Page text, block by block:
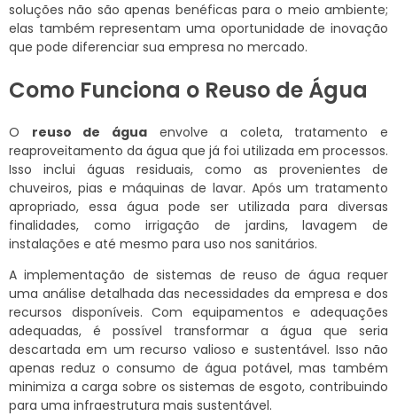
soluções não são apenas benéficas para o meio ambiente;
elas também representam uma oportunidade de inovação
que pode diferenciar sua empresa no mercado.
Como Funciona o Reuso de Água
O reuso de águaenvolve a coleta, tratamento e
reaproveitamento da água que já foi utilizada em processos.
Isso inclui águas residuais, como as provenientes de
chuveiros, pias e máquinas de lavar. Após um tratamento
apropriado, essa água pode ser utilizada para diversas
finalidades, como irrigação de jardins, lavagem de
instalações e até mesmo para uso nos sanitários.
A implementação de sistemas de reuso de água requer
uma análise detalhada das necessidades da empresa e dos
recursos disponíveis. Com equipamentos e adequações
adequadas, é possível transformar a água que seria
descartada em um recurso valioso e sustentável. Isso não
apenas reduz o consumo de água potável, mas também
minimiza a carga sobre os sistemas de esgoto, contribuindo
para uma infraestrutura mais sustentável.